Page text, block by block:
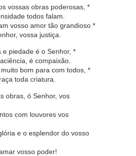
vossas obras poderosas, *
todos falam.
vosso amor tão grandioso *
vossa justiça.
e piedade é o Senhor, *
é compaixão.
bom para com todos, *
toda criatura.
obras, ó Senhor, vos
com louvores vos
e o esplendor do vosso
vosso poder!